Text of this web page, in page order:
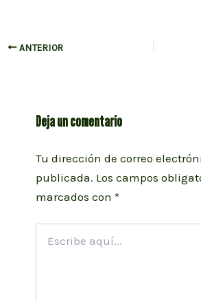
Navegación
ANTERIOR
Deja un comentario
Tu dirección de correo
publicada. Los campos
marcados con *
aquí...